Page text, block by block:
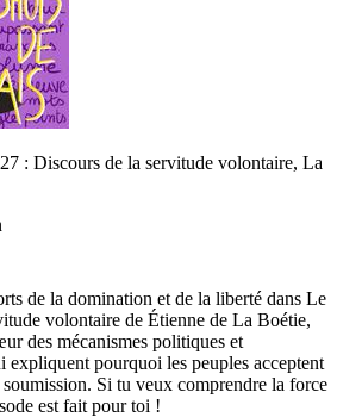
: Discours de la servitude volontaire, La
de la domination et de la liberté dans Le
volontaire de Étienne de La Boétie,
des mécanismes politiques et
expliquent pourquoi les peuples acceptent
Si tu veux comprendre la force
est fait pour toi !